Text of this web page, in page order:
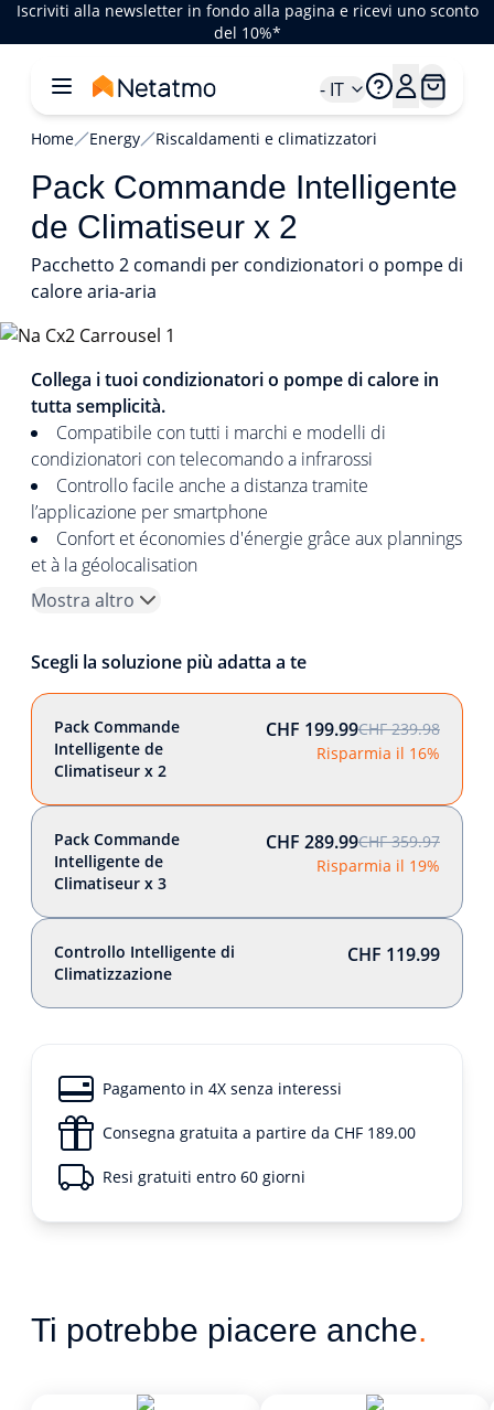
Iscriviti alla newsletter in fondo alla pagina e ricevi uno sconto
del 10%*
- IT
Home Energy Riscaldamenti e climatizzatori
Pack Commande Intelligente
de Climatiseur x 2
Pacchetto 2 comandi per condizionatori o pompe di
calore aria-aria
Collega i tuoi condizionatori o pompe di calore in
tutta semplicità.
Compatibile con tutti i marchi e modelli di
condizionatori con telecomando a infrarossi
Controllo facile anche a distanza tramite
l’applicazione per smartphone
Confort et économies d'énergie grâce aux plannings
et à la géolocalisation
Mostra altro
Scegli la soluzione più adatta a te
Pack Commande
Intelligente de
Climatiseur x 2
CHF 199.99CHF 239.98
Risparmia il 16%
Pack Commande
Intelligente de
Climatiseur x 3
CHF 289.99CHF 359.97
Risparmia il 19%
Controllo Intelligente di
Climatizzazione
CHF 119.99
Pagamento in 4X senza interessi
Consegna gratuita a partire da CHF 189.00
Resi gratuiti entro 60 giorni
Ti potrebbe piacere anche.